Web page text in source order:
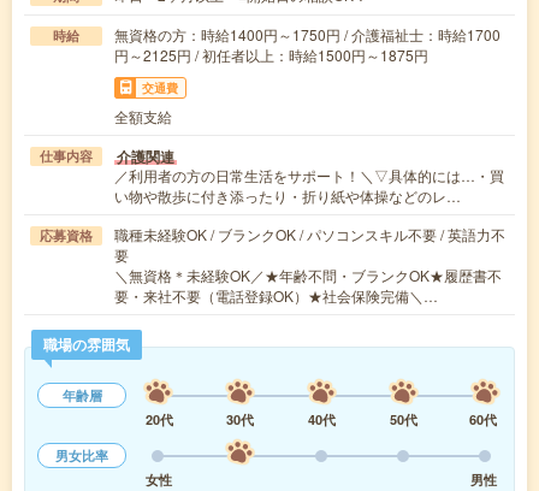
時給
無資格の方：時給1400円～1750円 / 介護福祉士：時給1700
円～2125円 / 初任者以上：時給1500円～1875円
交通費
全額支給
仕事内容 介護関連
／利用者の方の日常生活をサポート！＼▽具体的には…・買
い物や散歩に付き添ったり・折り紙や体操などのレ…
応募資格
職種未経験OK / ブランクOK / パソコンスキル不要 / 英語力不
要
＼無資格＊未経験OK／★年齢不問・ブランクOK★履歴書不
要・来社不要（電話登録OK）★社会保険完備＼…
職場の雰囲気
年齢層
20代
30代 40代 50代
60代
男女比率
女性
男性